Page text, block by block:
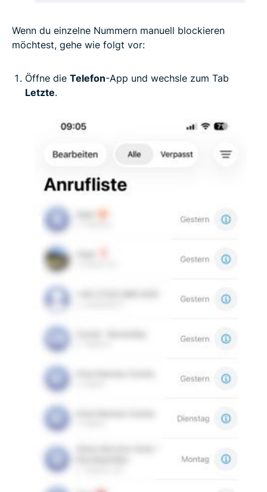
Wenn du einzelne Nummern manuell blockieren
möchtest, gehe wie folgt vor:
Öffne die Telefon-App und wechsle zum Tab
Letzte.